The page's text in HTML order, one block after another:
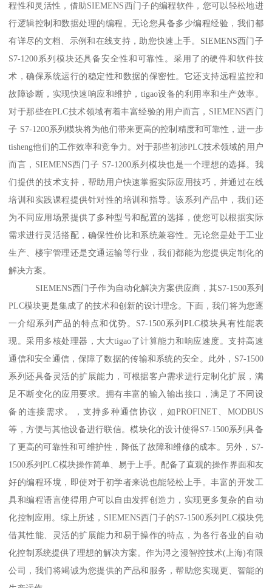
程性和灵活性，借助SIEMENS西门子的编程软件，您可以轻松地进
行逻辑控制和数据处理的编程。无论您具备多少编程经验，我们都
有详尽的文档、示例和在线支持，助您快速上手。SIEMENS西门子
S7-1200系列模块还具备安全性和可靠性。采用了的硬件和软件技
术，确保系统运行的稳定性和数据的保密性。它还支持远程监控和
故障诊断，实现快速响应和维护，tigao设备的利用率和生产效率。
对于那些在PLC技术领域有着丰富经验的用户而言，SIEMENS西门
子 S7-1200系列模块将为他们带来更高的控制精度和可靠性，进一步
tisheng他们的工作效率和竞争力。对于那些初涉PLC技术领域的用户
而言，SIEMENS西门子 S7-1200系列模块也是一个理想的选择。我
们提供的技术支持，帮助用户快速掌握实际应用技巧，并通过在线
培训和实践课程提供针对性的培训和指导。该系列产品中，我们还
为不同应用场景提供了多种型号和配置的选择，使您可以根据实际
需求进行灵活搭配，确保性价比和系统兼容性。无论您是处于工业
生产、楼宇管理还是交通运输等行业，我们都能为您提供定制化的
解决方案。
SIEMENS西门子作为自动化解决方案供应商，其S7-1500系列
PLC模块更是集成了的技术和创新的设计理念。下面，我们将为您逐
一介绍系列产品的特点和优势。S7-1500系列PLC模块具有性能表
现。采用多核处理器，大大tigao了计算能力和响应速度。支持高速
通信和安全通信，保障了数据的传输和系统的安全。此外，S7-1500
系列还具备灵活的扩展能力，可根据客户需求进行定制化扩展，满
足不断变化的应用要求。拥有丰富的输入输出接口，满足了不同设
备的连接需求。，支持多种通信协议，如PROFINET、MODBUS
等，方便与其他设备进行联信。模块化的设计使得S7-1500系列具备
了更高的可靠性和可维护性，降低了故障和维修的成本。另外，S7-
1500系列PLC模块操作简单、易于上手。配备了直观的操作界面和友
好的编程环境，即使对于初学者来说也能轻松上手。丰富的开发工
具和编程语言使得用户可以自由发挥创造力，实现更多复杂的自动
化控制应用。综上所述，SIEMENS西门子的S7-1500系列PLC模块凭
借其性能、灵活的扩展能力和易于操作的特点，为各行各业的自动
化控制系统提供了理想的解决方案。作为浔之漫智控技术(上海)有限
公司，我们将竭诚为您提供的产品和服务，帮助您实现更、智能的